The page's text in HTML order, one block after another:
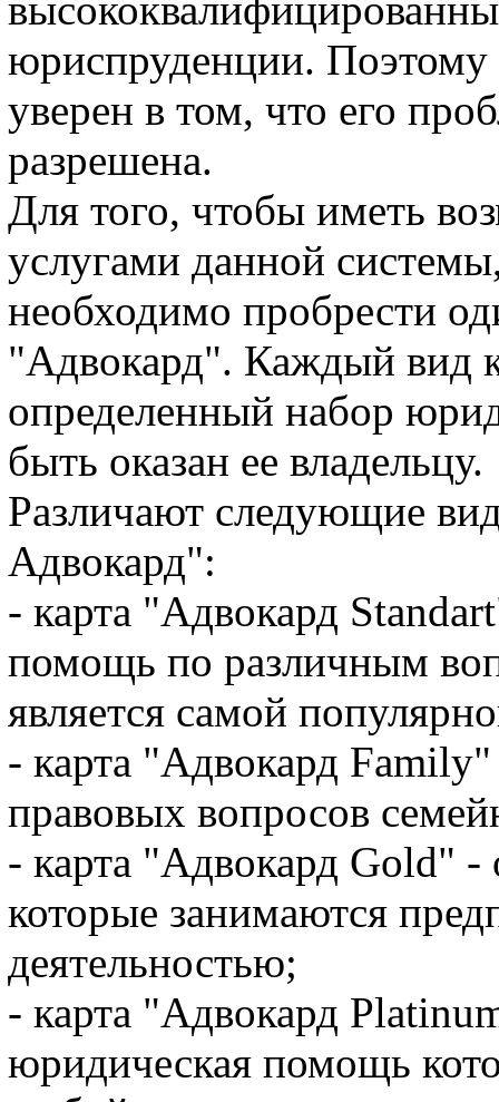
юриспруденции.
уверен в том, что его
разрешена.
Для того, чтобы иметь
услугами данной
необходимо пробрести
"Адвокард". Каждый вид
определенный набор
быть оказан ее владельцу.
Различают следующие
Адвокард":
- карта "Адвокард
помощь по различным
является самой
- карта "Адвокард
правовых вопросов
- карта "Адвокард Gold" -
которые занимаются
деятельностью;
- карта "Адвокард
юридическая помощь